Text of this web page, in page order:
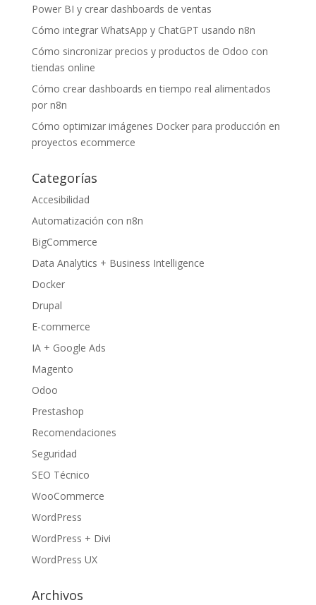
Power BI y crear dashboards de ventas
Cómo integrar WhatsApp y ChatGPT usando n8n
Cómo sincronizar precios y productos de Odoo con
tiendas online
Cómo crear dashboards en tiempo real alimentados
por n8n
Cómo optimizar imágenes Docker para producción en
proyectos ecommerce
Categorías
Accesibilidad
Automatización con n8n
BigCommerce
Data Analytics + Business Intelligence
Docker
Drupal
E-commerce
IA + Google Ads
Magento
Odoo
Prestashop
Recomendaciones
Seguridad
SEO Técnico
WooCommerce
WordPress
WordPress + Divi
WordPress UX
Archivos